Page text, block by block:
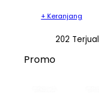
+ Keranjang
202 Terjual
Promo